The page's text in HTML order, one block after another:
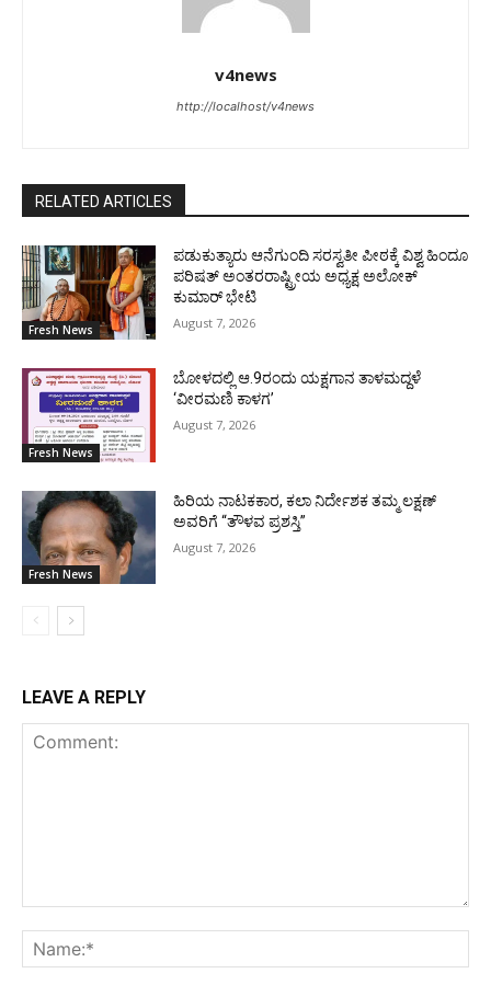
v4news
http://localhost/v4news
RELATED ARTICLES
Fresh News
ಪಡುಕುತ್ಯಾರು ಆನೆಗುಂದಿ ಸರಸ್ವತೀ ಪೀಠಕ್ಕೆ ವಿಶ್ವ ಹಿಂದೂ
ಪರಿಷತ್ ಅಂತರರಾಷ್ಟ್ರೀಯ ಅಧ್ಯಕ್ಷ ಅಲೋಕ್
ಕುಮಾರ್ ಭೇಟಿ
August 7, 2026
Fresh News
ಬೋಳದಲ್ಲಿ ಆ.9ರಂದು ಯಕ್ಷಗಾನ ತಾಳಮದ್ದಳೆ
‘ವೀರಮಣಿ ಕಾಳಗ’
August 7, 2026
Fresh News
ಹಿರಿಯ ನಾಟಕಕಾರ, ಕಲಾ ನಿರ್ದೇಶಕ ತಮ್ಮ ಲಕ್ಷಣ್
ಅವರಿಗೆ “ತೌಳವ ಪ್ರಶಸ್ತಿ”
August 7, 2026
LEAVE A REPLY